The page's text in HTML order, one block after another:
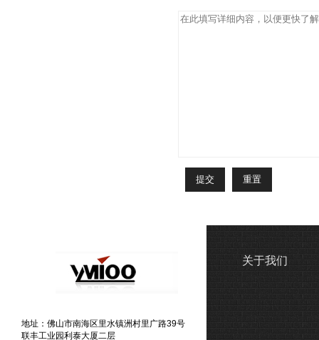
地址：佛山市南海区里水镇洲村里广路39号
联丰工业园利泰大厦二层
关于我们